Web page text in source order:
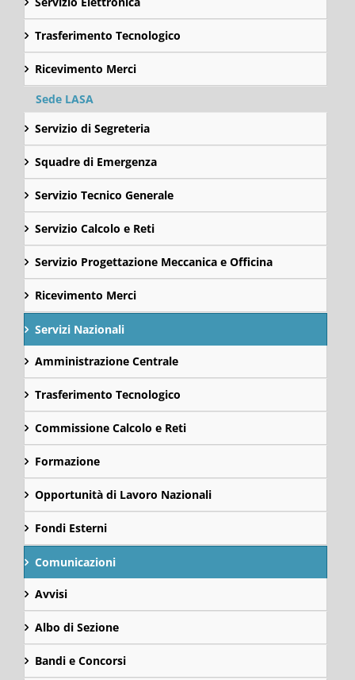
Trasferimento Tecnologico
Ricevimento Merci
Sede LASA
Servizio di Segreteria
Squadre di Emergenza
Servizio Tecnico Generale
Servizio Calcolo e Reti
Servizio Progettazione Meccanica e Officina
Ricevimento Merci
Servizi Nazionali
Amministrazione Centrale
Trasferimento Tecnologico
Commissione Calcolo e Reti
Formazione
Opportunità di Lavoro Nazionali
Fondi Esterni
Comunicazioni
Avvisi
Albo di Sezione
Bandi e Concorsi